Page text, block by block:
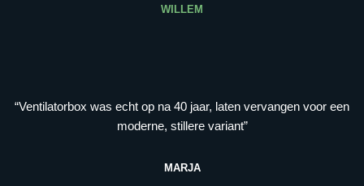
WILLEM
“Ventilatorbox was echt op na 40 jaar, laten vervangen voor een
moderne, stillere variant”
MARJA